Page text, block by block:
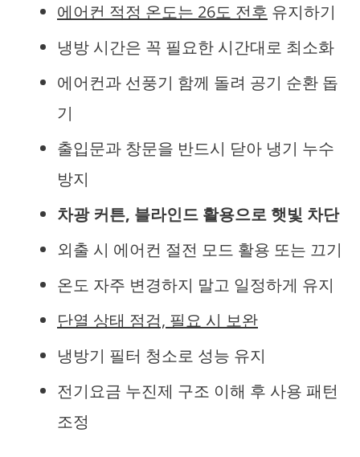
에어컨 적정 온도는 26도 전후 유지하기
냉방 시간은 꼭 필요한 시간대로 최소화
에어컨과 선풍기 함께 돌려 공기 순환 돕
기
출입문과 창문을 반드시 닫아 냉기 누수
방지
차광 커튼, 블라인드 활용으로 햇빛 차단
외출 시 에어컨 절전 모드 활용 또는 끄기
온도 자주 변경하지 말고 일정하게 유지
단열 상태 점검, 필요 시 보완
냉방기 필터 청소로 성능 유지
전기요금 누진제 구조 이해 후 사용 패턴
조정